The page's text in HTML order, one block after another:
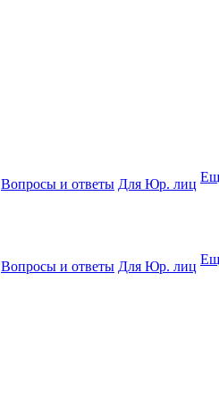
Вопросы и ответы Для Юр. лиц
Вопросы и ответы Для Юр. лиц